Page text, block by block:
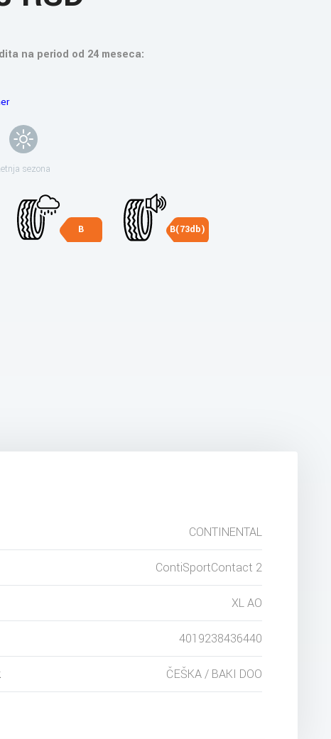
na period od 24 meseca:
sezona
B B(73db)
CONTINENTAL
ContiSportContact 2
XL AO
4019238436440
ČEŠKA / BAKI DOO